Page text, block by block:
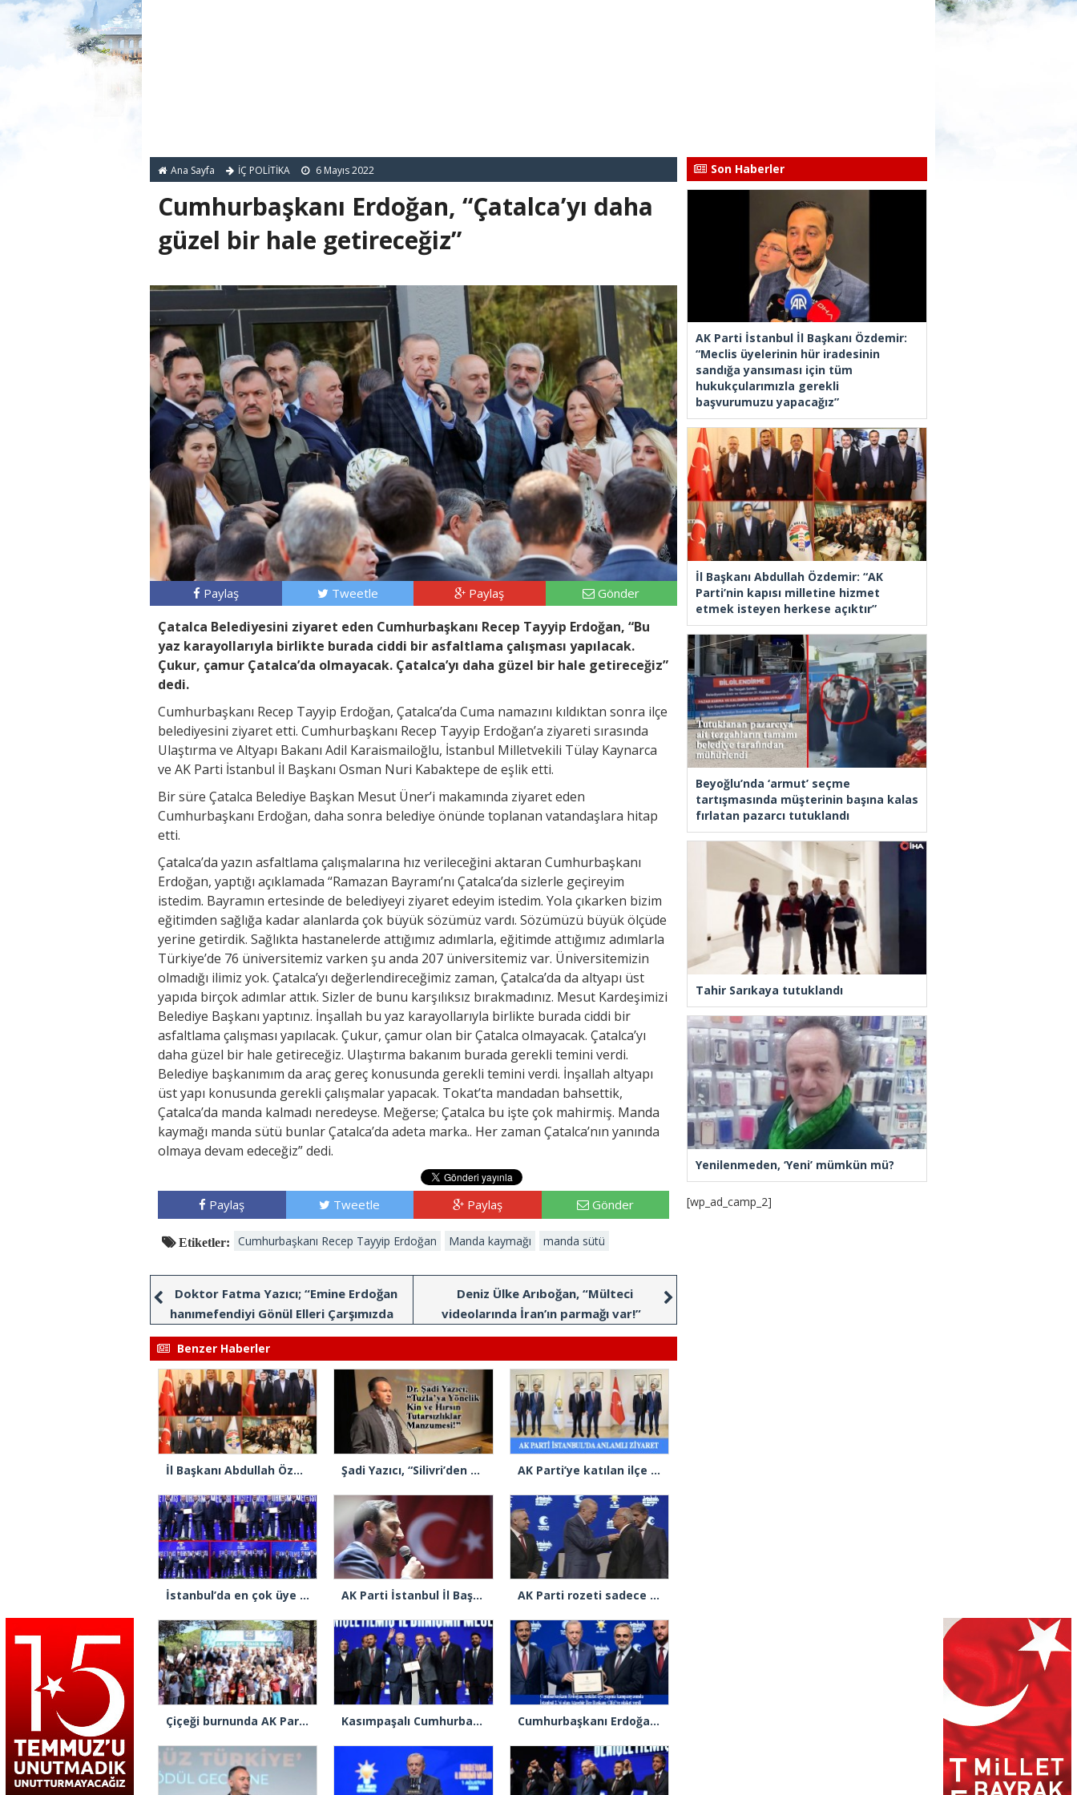
Ana Sayfa İÇ POLİTİKA 6 Mayıs 2022
Cumhurbaşkanı Erdoğan, “Çatalca’yı daha
güzel bir hale getireceğiz”
Paylaş Tweetle Paylaş Gönder
Çatalca Belediyesini ziyaret eden Cumhurbaşkanı Recep Tayyip Erdoğan, “Bu
yaz karayollarıyla birlikte burada ciddi bir asfaltlama çalışması yapılacak.
Çukur, çamur Çatalca’da olmayacak. Çatalca’yı daha güzel bir hale getireceğiz”
dedi.
Cumhurbaşkanı Recep Tayyip Erdoğan, Çatalca’da Cuma namazını kıldıktan sonra ilçe
belediyesini ziyaret etti. Cumhurbaşkanı Recep Tayyip Erdoğan’a ziyareti sırasında
Ulaştırma ve Altyapı Bakanı Adil Karaismailoğlu, İstanbul Milletvekili Tülay Kaynarca
ve AK Parti İstanbul İl Başkanı Osman Nuri Kabaktepe de eşlik etti.
Bir süre Çatalca Belediye Başkan Mesut Üner’i makamında ziyaret eden
Cumhurbaşkanı Erdoğan, daha sonra belediye önünde toplanan vatandaşlara hitap
etti.
Çatalca’da yazın asfaltlama çalışmalarına hız verileceğini aktaran Cumhurbaşkanı
Erdoğan, yaptığı açıklamada “Ramazan Bayramı’nı Çatalca’da sizlerle geçireyim
istedim. Bayramın ertesinde de belediyeyi ziyaret edeyim istedim. Yola çıkarken bizim
eğitimden sağlığa kadar alanlarda çok büyük sözümüz vardı. Sözümüzü büyük ölçüde
yerine getirdik. Sağlıkta hastanelerde attığımız adımlarla, eğitimde attığımız adımlarla
Türkiye’de 76 üniversitemiz varken şu anda 207 üniversitemiz var. Üniversitemizin
olmadığı ilimiz yok. Çatalca’yı değerlendireceğimiz zaman, Çatalca’da da altyapı üst
yapıda birçok adımlar attık. Sizler de bunu karşılıksız bırakmadınız. Mesut Kardeşimizi
Belediye Başkanı yaptınız. İnşallah bu yaz karayollarıyla birlikte burada ciddi bir
asfaltlama çalışması yapılacak. Çukur, çamur olan bir Çatalca olmayacak. Çatalca’yı
daha güzel bir hale getireceğiz. Ulaştırma bakanım burada gerekli temini verdi.
Belediye başkanımım da araç gereç konusunda gerekli temini verdi. İnşallah altyapı
üst yapı konusunda gerekli çalışmalar yapacak. Tokat’ta mandadan bahsettik,
Çatalca’da manda kalmadı neredeyse. Meğerse; Çatalca bu işte çok mahirmiş. Manda
kaymağı manda sütü bunlar Çatalca’da adeta marka.. Her zaman Çatalca’nın yanında
olmaya devam edeceğiz” dedi.
Paylaş Tweetle Paylaş Gönder
Etiketler: Cumhurbaşkanı Recep Tayyip Erdoğan Manda kaymağı manda sütü
Doktor Fatma Yazıcı; “Emine Erdoğan
hanımefendiyi Gönül Elleri Çarşımızda
ağırlamak istiyoruz”
Deniz Ülke Arıboğan, “Mülteci
videolarında İran’ın parmağı var!”
Benzer Haberler
İl Başkanı Abdullah Özdemir: “AK Parti’nin kapısı milletine hizmet etmek isteyen herkese açıktır” Şadi Yazıcı, “Silivri’den alınan talimatla hakkımda karalama kampanyası yürütülüyor” AK Parti’ye katılan ilçe belediye başkanlarından İl Başkanı Özdemir’e ziyaret
İstanbul’da en çok üye yapan ilçe başkanları beratlarını Cumhurbaşkanı Erdoğan’ın elinden aldı AK Parti İstanbul İl Başkanı Abdullah Özdemir’den Ertuğrul Özkök’e “Franco” tepkisi AK Parti rozeti sadece yakaya mı takıldı, yoksa gönüle takılmadı mı?
Çiçeği burnunda AK Parti’li Şile Belediye Başkan Vekili Sacit Terzi, teşkilatlarla piknikte buluştu Kasımpaşalı Cumhurbaşkanı Erdoğan’dan İstanbul üye birincisi Beyoğlu İlçe Başkanı Kasım Fırat’a plaket Cumhurbaşkanı Erdoğan 2.’cilik plaketi verdiği Burak Çifci’den Ataşehir seçimlerini kazanma sözünü aldı
Son Haberler
AK Parti İstanbul İl Başkanı Özdemir:
“Meclis üyelerinin hür iradesinin
sandığa yansıması için tüm
hukukçularımızla gerekli
başvurumuzu yapacağız”
İl Başkanı Abdullah Özdemir: “AK
Parti’nin kapısı milletine hizmet
etmek isteyen herkese açıktır”
Beyoğlu’nda ‘armut’ seçme
tartışmasında müşterinin başına kalas
fırlatan pazarcı tutuklandı
Tahir Sarıkaya tutuklandı
Yenilenmeden, ‘Yeni’ mümkün mü?
[wp_ad_camp_2]